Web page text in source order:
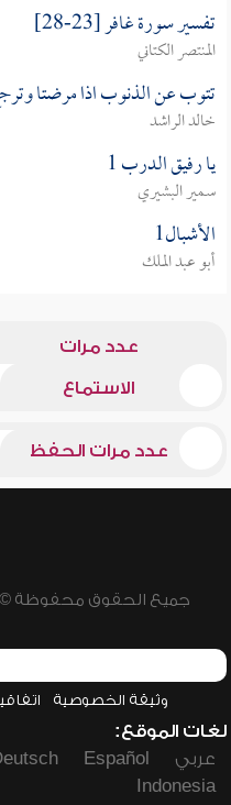
تفسير سورة غافر [23-28]
المنتصر الكتاني
تتوب عن الذنوب اذا مرضتا
خالد الراشد
يا رفيق الدرب 1
سمير البشيري
الأشبال1
أبو عبد الملك
عدد مرات
الاستماع
عدد مرات الحفظ
جميع الحقوق محفوظة © 2026 - 1998 لشبكة إسلام ويب
وثيقة الخصوصية
لغات الموقع:
عربي
Español
Indonesia